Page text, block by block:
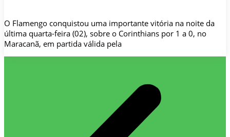
O Flamengo conquistou uma importante vitória na noite da
última quarta-feira (02), sobre o Corinthians por 1 a 0, no
Maracanã, em partida válida pela